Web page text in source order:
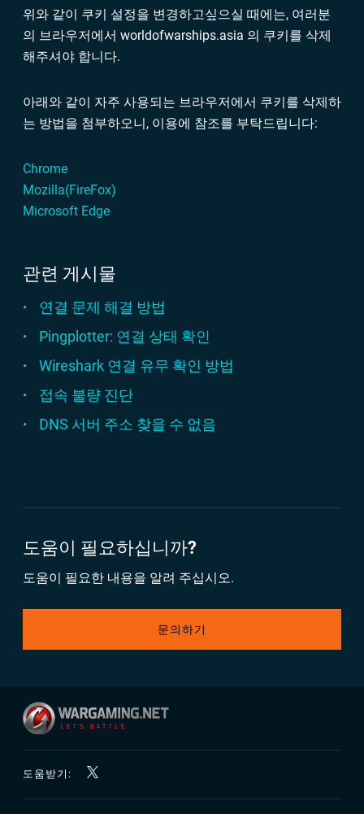
위와 같이 쿠키 설정을 변경하고싶으실 때에는, 여러분
의 브라우저에서 worldofwarships.asia 의 쿠키를 삭제
해주셔야 합니다.
아래와 같이 자주 사용되는 브라우저에서 쿠키를 삭제하
는 방법을 첨부하오니, 이용에 참조를 부탁드립니다:
Chrome
Mozilla(FireFox)
Microsoft Edge
관련 게시물
연결 문제 해결 방법
Pingplotter: 연결 상태 확인
Wireshark 연결 유무 확인 방법
접속 불량 진단
DNS 서버 주소 찾을 수 없음
도움이 필요하십니까?
도움이 필요한 내용을 알려 주십시오.
문의하기
도움받기: